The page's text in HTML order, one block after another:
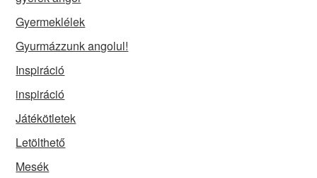
Gyermeklélek
Gyurmázzunk angolul!
Inspiráció
inspiráció
Játékötletek
Letölthető
Mesék